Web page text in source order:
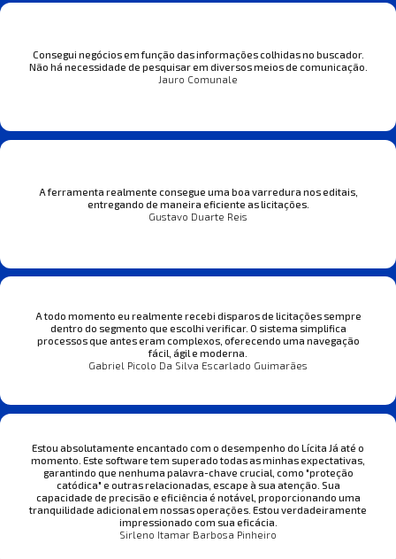
Consegui negócios em função das informações colhidas no buscador.
Não há necessidade de pesquisar em diversos meios de comunicação.
Jauro Comunale
A ferramenta realmente consegue uma boa varredura nos editais,
entregando de maneira eficiente as licitações.
Gustavo Duarte Reis
A todo momento eu realmente recebi disparos de licitações sempre
dentro do segmento que escolhi verificar. O sistema simplifica
processos que antes eram complexos, oferecendo uma navegação
fácil, ágil e moderna.
Gabriel Picolo Da Silva Escarlado Guimarães
Estou absolutamente encantado com o desempenho do Lícita Já até o
momento. Este software tem superado todas as minhas expectativas,
garantindo que nenhuma palavra-chave crucial, como "proteção
catódica" e outras relacionadas, escape à sua atenção. Sua
capacidade de precisão e eficiência é notável, proporcionando uma
tranquilidade adicional em nossas operações. Estou verdadeiramente
impressionado com sua eficácia.
Sirleno Itamar Barbosa Pinheiro